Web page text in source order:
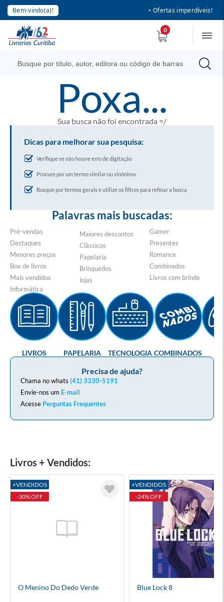
Bem-vindo(a)! • Ofertas imperdíveis!
0
poxa...
Sua busca não foi encontrada =/
Dicas para melhorar sua pesquisa:
Verifique se não houve erro de digitação
Procure por um termo similar ou sinônimo
Busque por termos gerais e utilize os filtros para refinar a busca
Palavras mais buscadas:
Pré-vendas
Destaques
Menores preços
Box de livros
Mais vendidos
Informática
Maiores descontos
Clássicos
Papelaria
Brinquedos
lojas
Gamer
Presentes
Romance
Combinados
Livros com brinde
Precisa de ajuda?
Chama no whats (41) 3330-5191
Envie-nos um E-mail
Acesse Perguntas Frequentes
LIVROS PAPELARIA TECNOLOGIA COMBINADOS
Livros + Vendidos:
+VENDIDOS
-30% OFF
O Menino Do Dedo Verde
+VENDIDOS
-24% OFF
Blue Lock 8